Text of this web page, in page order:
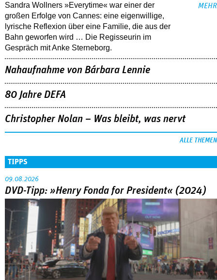
Sandra Wollners »Everytime« war einer der
großen Erfolge von Cannes: eine eigenwillige,
lyrische Reflexion über eine ­Familie, die aus der
Bahn geworfen wird … Die Regisseurin im
Gespräch mit Anke Sterneborg.
MEHR
Nahaufnahme von Bárbara Lennie
80 Jahre DEFA
Christopher Nolan – Was bleibt, was nervt
ALLE THEMEN
TIPPS
09.08.2026
DVD-Tipp: »Henry Fonda for President« (2024)